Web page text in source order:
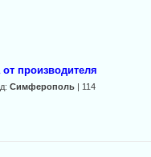
от производителя
Симферополь| 114